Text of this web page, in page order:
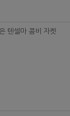
텐셀마 콤비 자켓